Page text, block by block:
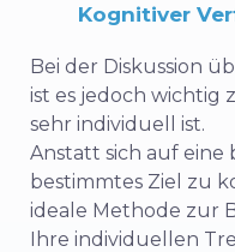
Kognitiver
Bei der Diskussion
ist es jedoch wichtig
sehr individuell ist.
Anstatt sich auf eine
bestimmtes Ziel zu
ideale Methode zur
Ihre individuellen